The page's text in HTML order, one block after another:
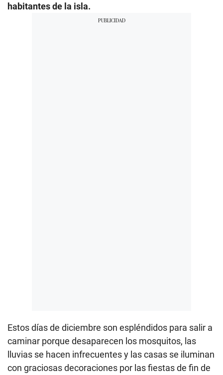
habitantes de la isla.
Estos días de diciembre son espléndidos para salir a
caminar porque desaparecen los mosquitos, las
lluvias se hacen infrecuentes y las casas se iluminan
con graciosas decoraciones por las fiestas de fin de